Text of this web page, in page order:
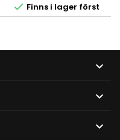
 Finns i lager först


